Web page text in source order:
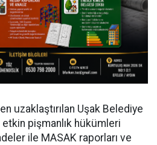
uzaklaştırılan Uşak Belediye
etkin pişmanlık hükümleri
ile MASAK raporları ve